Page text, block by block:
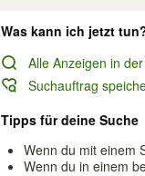
Was kann ich jetzt
Alle Anzeigen in
Suchauftrag
Tipps für deine Suche
Wenn du mit einem
Wenn du in einem